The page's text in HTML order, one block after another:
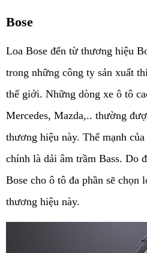
Bose
Loa Bose đến từ thương hiệu
trong những công ty sản xuất
thế giới. Những dòng xe ô tô
Mercedes, Mazda,.. thường
thương hiệu này. Thế mạnh
chính là dải âm trầm Bass. Do
Bose cho ô tô đa phần sẽ chọn
thương hiệu này.